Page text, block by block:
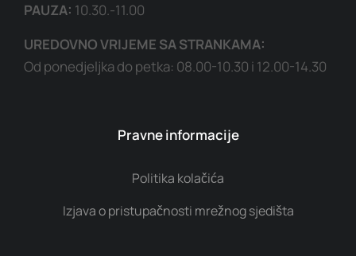
PAUZA: 10.30.-11.00
UREDOVNO VRIJEME SA STRANKAMA:
Od ponedjeljka do petka: 08.00-10.30 i 12.00-14.30
Pravne informacije
Politika kolačića
Izjava o pristupačnosti mrežnog sjedišta